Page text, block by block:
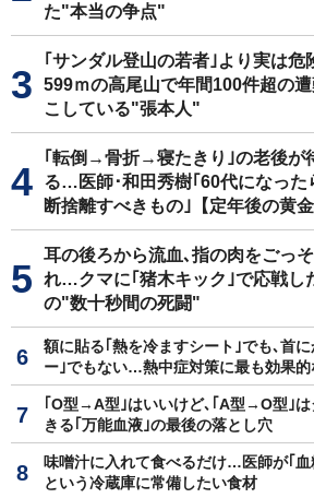
た"本当の争点"
｢サンダル登山の若者｣より実は
599ｍの高尾山で年間100件超の
こしている"張本人"
｢転倒→骨折→寝たきり｣の老後が
る…医師･和田秀樹｢60代になった
断捨離すべきもの｣【定年後の黄金
耳の後ろから流血､指の肉をごっ
れ…クマに｢猪木キック｣で応戦し
の"数十秒間の死闘"
額に貼る｢熱を冷ますシート｣でも､首
ー｣でもない…熱中症対策に最も効果的
｢O型→A型｣はいいけど､｢A型→O型｣
きる｢万能血液｣の最後の落とし穴
味噌汁に入れて食べるだけ…医師が｢血
という冷蔵庫に常備したい食材